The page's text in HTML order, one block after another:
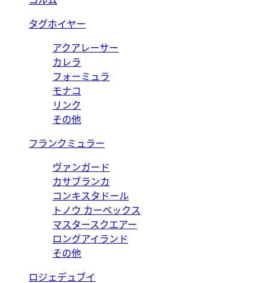
タグホイヤー
アクアレーサー
カレラ
フォーミュラ
モナコ
リンク
その他
フランクミュラー
ヴァンガード
カサブランカ
コンキスタドール
トノウ カーベックス
マスタースクエアー
ロングアイランド
その他
ロジェデュブイ